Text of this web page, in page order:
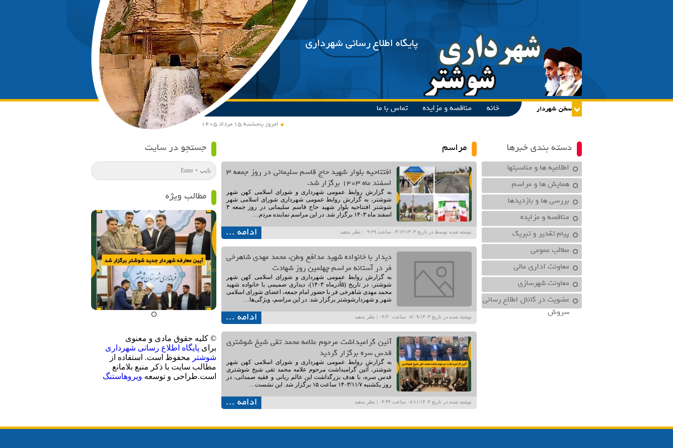
پایگاه اطلاع رسانی شهرداری
امروز پنجشنبه ۱۵ مرداد ۱۴۰۵
خانه مناقصه و مزایده تماس با ما
دسته بندی خبرها
اطلاعیه ها و مناسبتها
همایش ها و مراسم
بررسی ها و بازدیدها
مناقصه و مزایده
پیام تقدیر و تبریک
مطالب عمومی
معاونت اداري مالي
معاونت شهرسازي
عضویت در کانال اطلاع رسانی
سروش
مراسم
افتتاحیه بلوار شهید حاج قاسم سلیمانی در روز جمعه ۳
اسفند ماه ۱۴۰۳ برگزار شد.
به گزارش روابط عمومی شهرداری و شورای اسلامی کهن شهر
شوشتر، به گزارش روابط عمومی شهرداری شورای اسلامی شهر
شوشتر افتتاحیه بلوار شهید حاج قاسم سلیمانی در روز جمعه ۳
اسفند ماه ۱۴۰۳ برگزار شد. در این مراسم نماینده مردم…
نوشته شده توسط در تاریخ ۰۴/۱۲/۱۴۰۳ ساعت ۰۹:۲۹ | نظر بدهید ادامه ...
آئین گرامیداشت مرحوم علامه محمد تقی شیخ شوشتری
قدس سره برگزار گردید
به گزارش روابط عمومی شهرداری و شورای اسلامی کهن شهر
شوشتر، آئین گرامیداشت مرحوم علامه محمد تقی شیخ شوشتری
قدس سره، با هدف بزرگداشت این عالم ربانی و فقیه صمدانی، در
روز یکشنبه ۱۴۰۳/۱۱/۷ ساعت ۱۵ برگزار شد. این نشست…
نوشته شده در تاریخ ۰۸/۱۱/۱۴۰۳ ساعت ۰۴:۴۴ | نظر بدهید ادامه ...
دیدار با خانواده شهید مدافع وطن، محمد مهدی شاهرخی
فر در آستانه مراسم چهلمین روز شهادت
به گزارش روابط عمومی شهرداری و شورای اسلامی کهن شهر
شوشتر، در تاریخ (۵آذرماه ۱۴٠۳)، دیداری صمیمی با خانواده شهید
محمد مهدی شاهرخی فر با حضور امام جمعه، اعضای شورای اسلامی
شهر و شهردارشوشتر برگزار شد. در این مراسم، ویژگی‌ها…
نوشته شده در تاریخ ۰۷/۰۹/۱۴۰۳ ساعت ۰۴:۳۰ | نظر بدهید ادامه ...
جستجو در سایت
مطالب ویژه
© کلیه حقوق مادی و معنوی
برای پایگاه اطلاع رسانی شهرداری
شوشتر محفوظ است. استفاده از
مطالب سایت با ذکر منبع بلامانع
است.طراحی و توسعه ویروهاستنگ